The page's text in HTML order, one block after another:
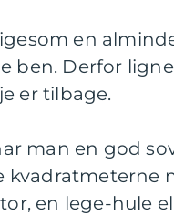
en
ben. Derfor
er tilbage.
man en god
kvadratmeterne
en lege-hule